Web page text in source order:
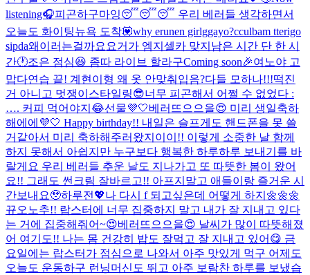
listening🎧피곤하구마잉😴😴😴 우리 베러들 생각하면서
오늘도 화이팅뉴욕 도착💟why erunen girlggayo?cculbam tterigo
sipda왜이러는걸까요 요거가 엠지셀카 맞지 남은 시간 단 한 시
간🕐조은 점심😆 좀따 라이브 할라구Coming soon🎉여노야 고
맙다연습 끝! 계현이형 왜 옷 안맞춰입음?다들 모하나!!!떡진
거 아니고 멋쟁이스타일링😎너무 피곤해서 어쩔 수 없었다 :
…. 커피 먹어야지😂선물💜🤍베러뜨으으을😍 미리 생일축하
해에에💜🤍 Happy birthday!! 내일은 슬프게도 핸드폰을 못 쓸
거같아서 미리 축하해주러왔지이이!! 이렇게 소중한 날 함께
하지 못해서 아쉽지만 누구보다 행복한 하루하루 보내기를 바
랄게요 우리 베러들 추운 날도 지나가고 또 따뜻한 봄이 왔어
요!! 그래도 썬크림 잘바르고!! 아프지말고 애들이랑 즐거운 시
간보내요🥹하루전💖나 다시 f 되고싶은데 어떻게 하지 🌼🌼🌼
뀨오노추!! 랍스터에 너무 집중하지 말고 내가 잘 지내고 있다
는 거에 집중해줘어~😍베러뜨으으을😍 날씨가 많이 따뜻해졌
어 여기도!! 나는 몸 건강히 밥도 잘먹고 잘 지내고 있어😋 금
요일에는 랍스터가 점심으로 나와서 아주 맛있게 먹구 어제도
오늘도 운동하구 런닝머신도 뛰고 아주 보람찬 하루를 보냈습